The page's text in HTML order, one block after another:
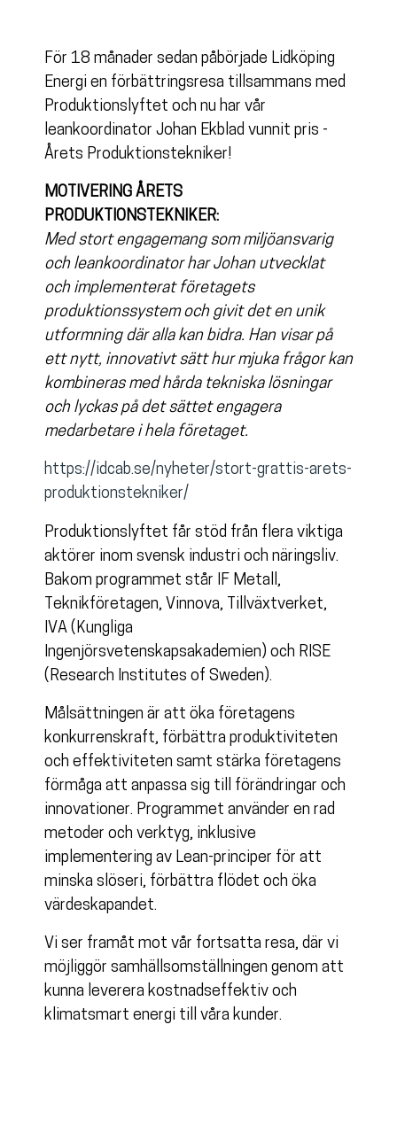
För 18 månader sedan påbörjade Lidköping
Energi en förbättringsresa tillsammans med
Produktionslyftet och nu har vår
leankoordinator Johan Ekblad vunnit pris -
Årets Produktionstekniker!
MOTIVERING ÅRETS
PRODUKTIONSTEKNIKER:
Med stort engagemang som miljöansvarig
och leankoordinator har Johan utvecklat
och implementerat företagets
produktionssystem och givit det en unik
utformning där alla kan bidra. Han visar på
ett nytt, innovativt sätt hur mjuka frågor kan
kombineras med hårda tekniska lösningar
och lyckas på det sättet engagera
medarbetare i hela företaget.
https://idcab.se/nyheter/stort-grattis-arets-
produktionstekniker/
Produktionslyftet får stöd från flera viktiga
aktörer inom svensk industri och näringsliv.
Bakom programmet står IF Metall,
Teknikföretagen, Vinnova, Tillväxtverket,
IVA (Kungliga
Ingenjörsvetenskapsakademien) och RISE
(Research Institutes of Sweden).
Målsättningen är att öka företagens
konkurrenskraft, förbättra produktiviteten
och effektiviteten samt stärka företagens
förmåga att anpassa sig till förändringar och
innovationer. Programmet använder en rad
metoder och verktyg, inklusive
implementering av Lean-principer för att
minska slöseri, förbättra flödet och öka
värdeskapandet.
Vi ser framåt mot vår fortsatta resa, där vi
möjliggör samhällsomställningen genom att
kunna leverera kostnadseffektiv och
klimatsmart energi till våra kunder.